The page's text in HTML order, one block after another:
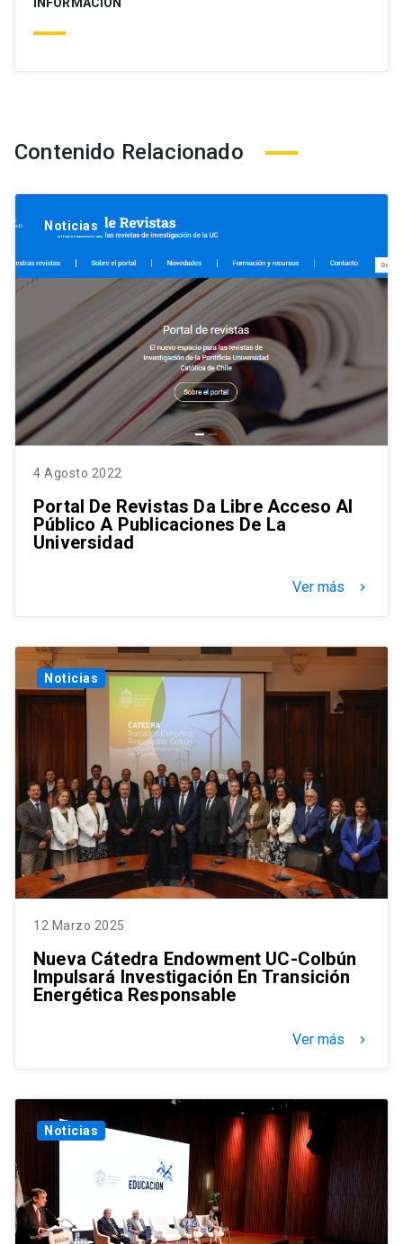
INFORMACIÓN
Contenido Relacionado
Noticias
4 Agosto 2022
Portal De Revistas Da Libre Acceso Al
Público A Publicaciones De La
Universidad
Ver más keyboard_arrow_right
Noticias
12 Marzo 2025
Nueva Cátedra Endowment UC-Colbún
Impulsará Investigación En Transición
Energética Responsable
Ver más keyboard_arrow_right
Noticias